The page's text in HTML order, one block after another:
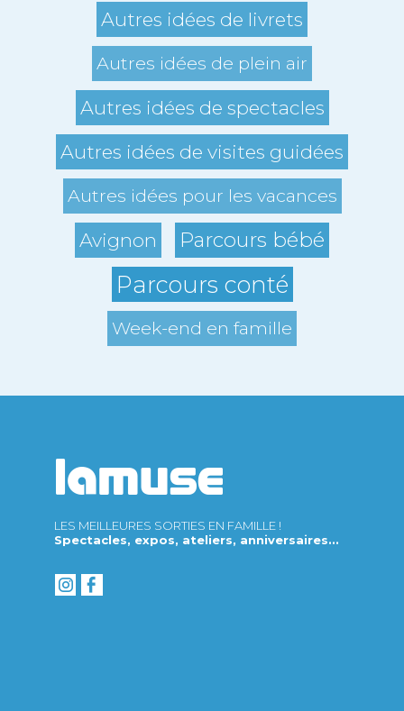
Autres idées de livrets
Autres idées de plein air
Autres idées de spectacles
Autres idées de visites guidées
Autres idées pour les vacances
Avignon Parcours bébé
Parcours conté
Week-end en famille
LES MEILLEURES SORTIES EN FAMILLE !
Spectacles, expos, ateliers, anniversaires...